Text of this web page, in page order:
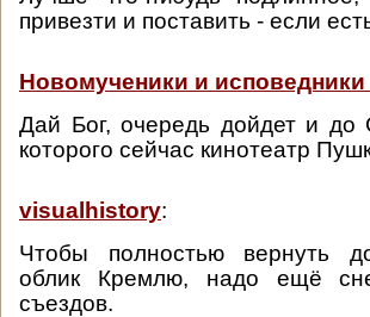
привезти и поставить - если
Новомученики и
Дай Бог, очередь дойдет и до
которого сейчас кинотеатр
visualhistory:
Чтобы полностью вернуть
облик Кремлю, надо ещё
съездов.